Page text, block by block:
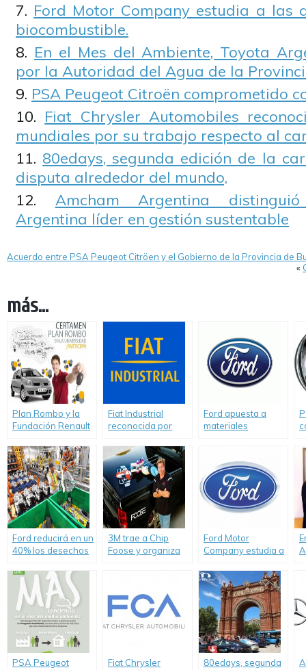
Ford Motor Company estudia a las
biocombustible.
En el Mes del Ambiente, Toyota
por la Autoridad del Agua de la
PSA Peugeot Citroën comprometido
Fiat Chrysler Automobiles
mundiales por su trabajo respecto al
80edays, segunda edición de la
disputa alrededor del mundo,
Amcham Argentina
Argentina líder en gestión sustentable
Acuerdo entre PSA Peugeot Citröen y el Gobierno de la Provincia de
«
más...
Plan Rombo y la
Fundación Renault
los jóvenes
Fiat Industrial
reconocida por
empresas líderes
por la
comunicación en la
lucha contra los
cambios climáticos.
Ford apuesta a
materiales
sus vehículos.
Ford reducirá en un
40% los desechos
3M trae a Chip
Foose y organiza
Ford Motor
Company estudia a
potencial
biocombustible.
PSA Peugeot
Fiat Chrysler
80edays, segunda